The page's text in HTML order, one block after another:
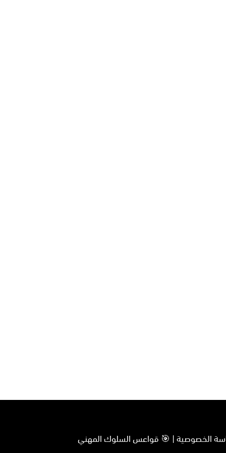
الخصوصية | 🎯 قواعس السلوك المهني